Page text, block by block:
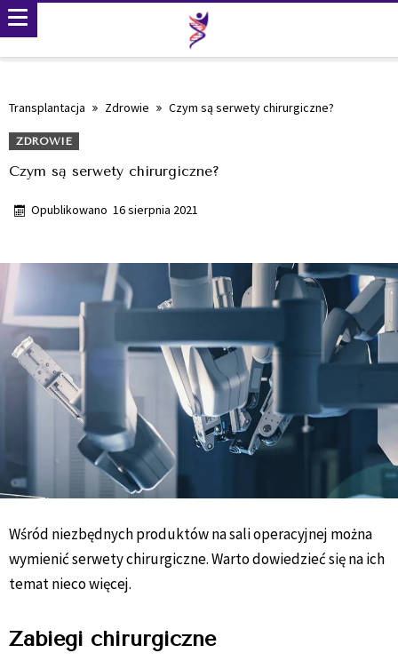
Transplantacja Zdrowie Czym są serwety chirurgiczne?
ZDROWIE
Czym są serwety chirurgiczne?
Opublikowano 16 sierpnia 2021
Wśród niezbędnych produktów na sali operacyjnej można
wymienić serwety chirurgiczne. Warto dowiedzieć się na ich
temat nieco więcej.
Zabiegi chirurgiczne